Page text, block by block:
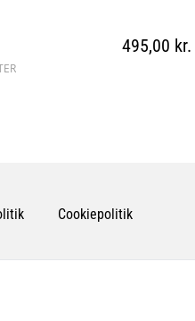
495,00 kr.
Cookiepolitik